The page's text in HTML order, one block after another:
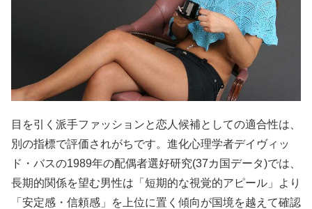
目を引く派手ファッションと恋人候補としての適合性は、
別の指標で評価されがちです。進化心理学者デイヴィッ
ド・バスの1989年の配偶者選好研究(37カ国データ)では、
長期的関係を望む男性は「短期的な視覚的アピール」より
「安定感・信頼感」を上位に置く傾向が国境を越えて確認